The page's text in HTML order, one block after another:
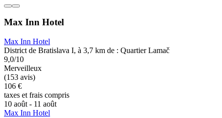
Max Inn Hotel
Max Inn Hotel
District de Bratislava I, à 3,7 km de : Quartier Lamač
9,0/10
Merveilleux
(153 avis)
106 €
taxes et frais compris
10 août - 11 août
Max Inn Hotel